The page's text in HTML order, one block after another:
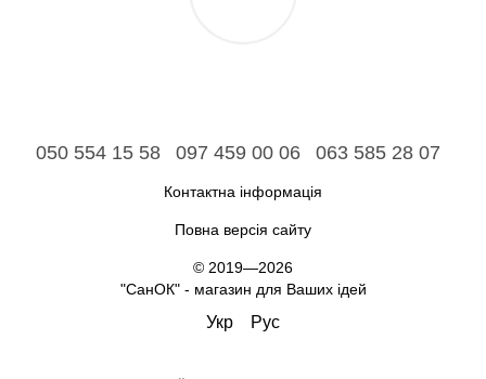
050 554 15 58 097 459 00 06 063 585 28 07
Контактна інформація
Повна версія сайту
© 2019—2026
"СанОК" - магазин для Ваших ідей
Укр Рус